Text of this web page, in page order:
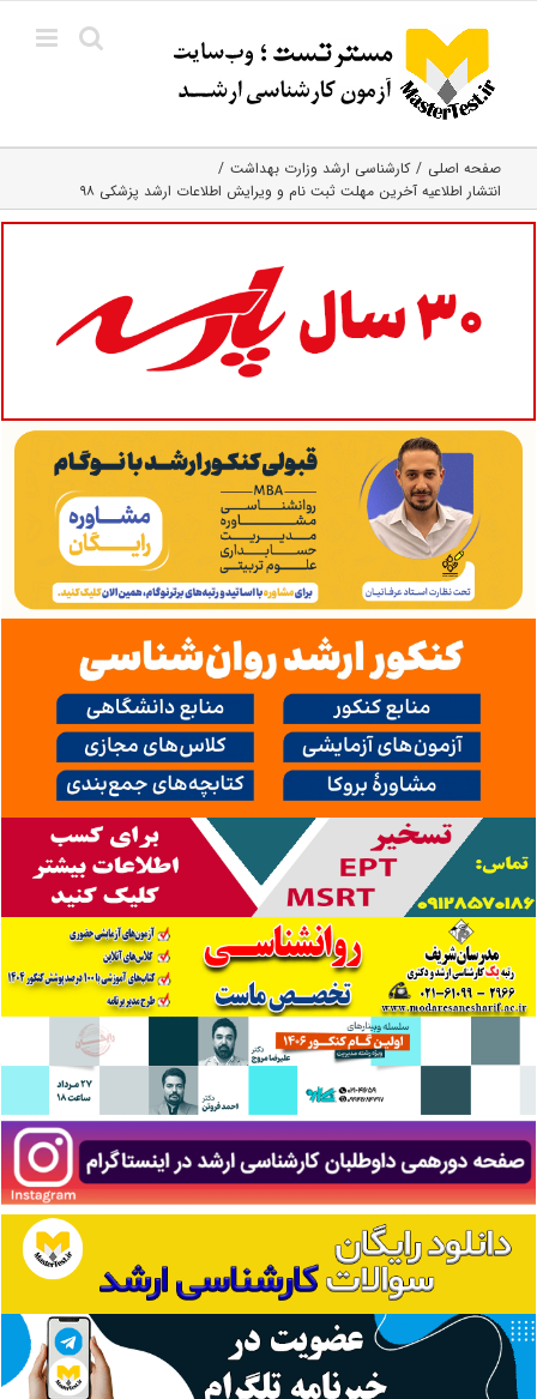
content
صفحه اصلی
کارشناسی ارشد وزارت بهداشت
انتشار اطلاعیه آخرین مھلت ثبت نام و ویرایش اطلاعات ارشد پزشکی ۹۸